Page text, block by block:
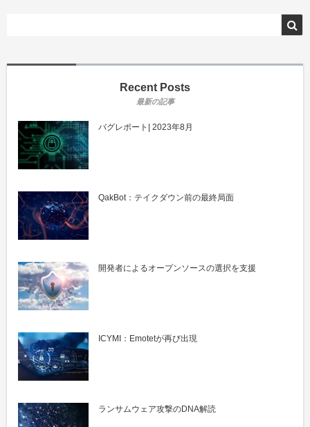
Recent Posts
バグレポート| 2023年8月
QakBot：テイクダウン前の最終局面
開発者によるオープンソースの選択を支援
ICYMI：Emotetが再び出現
ランサムウェア攻撃のDNA解読